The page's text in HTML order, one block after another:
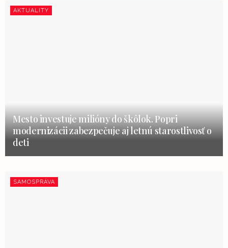
AKTUALITY
Mesto investuje milióny do škôlok. Popri
modernizácii zabezpečuje aj letnú starostlivosť o
deti
SAMOSPRÁVA